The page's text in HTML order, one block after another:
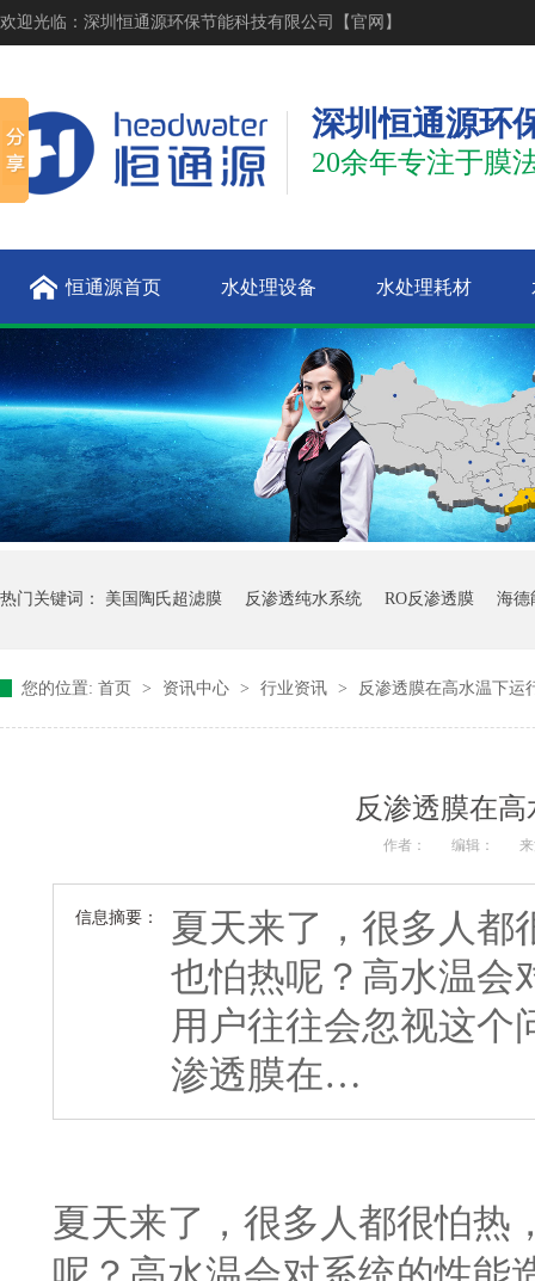
欢迎光临：深圳恒通源环保节能科技有限公司【官网】
深圳恒通源环
20余年专注于膜
恒通源首页 水处理设备 水处理耗材
热门关键词： 美国陶氏超滤膜 反渗透纯水系统 RO反渗透膜 海德
您的位置: 首页 > 资讯中心 > 行业资讯 > 反渗透膜在高水温下运
反渗透膜在
作者： 编辑：
信息摘要：
夏天来了，很多人都
也怕热呢？高水温会
用户往往会忽视这个
渗透膜在…
夏天来了，很多人都很怕热